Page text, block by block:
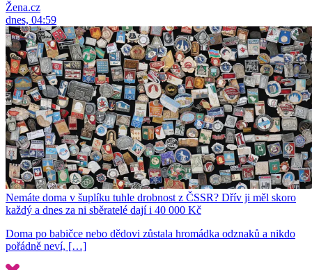
Žena.cz
dnes, 04:59
Nemáte doma v šuplíku tuhle drobnost z ČSSR? Dřív ji měl skoro
každý a dnes za ni sběratelé dají i 40 000 Kč
Doma po babičce nebo dědovi zůstala hromádka odznaků a nikdo
pořádně neví, […]